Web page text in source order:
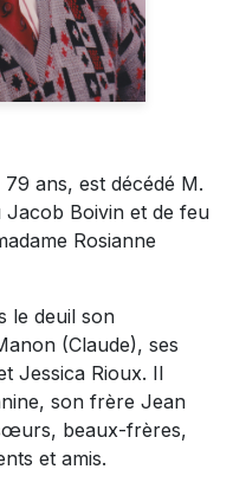
79 ans, est décédé M.
Boivin et de feu
Rosianne
le deuil son
(Claude), ses
Jessica Rioux. Il
son frère Jean
beaux-frères,
et amis.